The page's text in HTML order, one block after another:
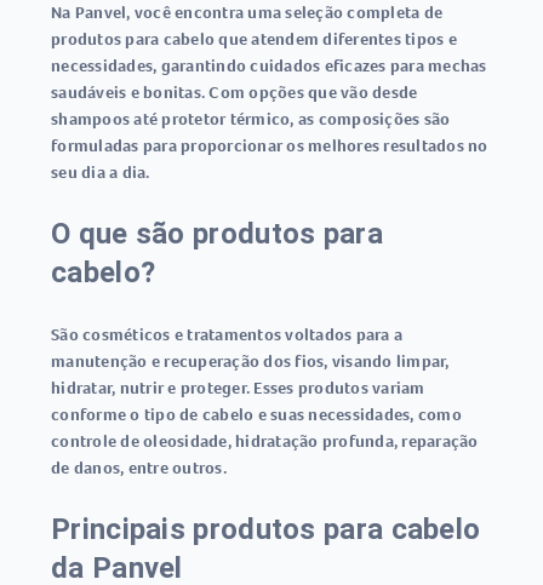
Na Panvel, você encontra uma seleção completa de
produtos para cabelo que atendem diferentes tipos e
necessidades, garantindo cuidados eficazes para mechas
saudáveis e bonitas. Com opções que vão desde
shampoos até protetor térmico, as composições são
formuladas para proporcionar os melhores resultados no
seu dia a dia.
O que são produtos para
cabelo?
São cosméticos e tratamentos voltados para a
manutenção e recuperação dos fios, visando limpar,
hidratar, nutrir e proteger. Esses produtos variam
conforme o tipo de cabelo e suas necessidades, como
controle de oleosidade, hidratação profunda, reparação
de danos, entre outros.
Principais produtos para cabelo
da Panvel